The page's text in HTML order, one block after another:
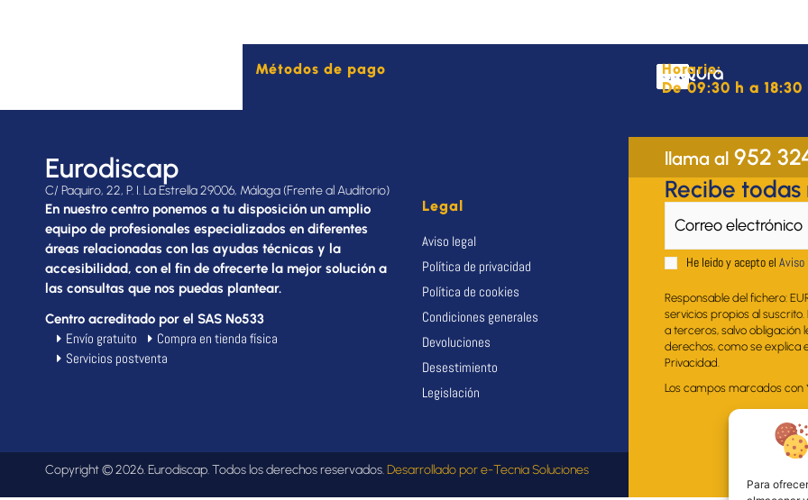
Para
Métodos de pago Horario:
De 09:30 h a 18:30
Eurodiscap
C/ Paquiro, 22, P. I. La Estrella 29006, Málaga (Frente al Auditorio)
En nuestro centro ponemos a tu disposición un amplio
equipo de profesionales especializados en diferentes
áreas relacionadas con las ayudas técnicas y la
accesibilidad, con el fin de ofrecerte la mejor solución a
las consultas que nos puedas plantear.
Centro acreditado por el SAS Nº533
Envío gratuito
Compra en tienda física
Servicios postventa
Legal
Aviso legal
Política de privacidad
Política de cookies
Condiciones generales
Devoluciones
Desestimiento
Legislación
llama al952
Recibe
He leido y acepto el Aviso
Responsable del fichero:
servicios propios al
a terceros, salvo obligación
derechos, como se explica
Privacidad.
Los campos marcados con
Copyright © 2026. Eurodiscap. Todos los derechos reservados.Desarrollado pore-Tecnia Soluciones